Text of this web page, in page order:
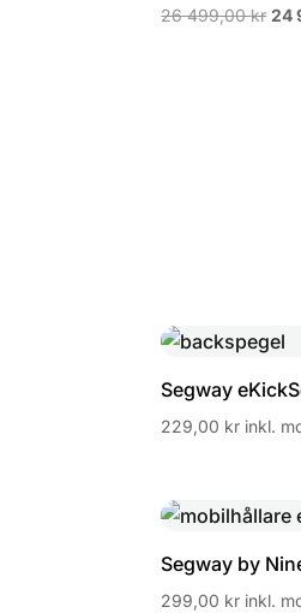
26 499,00kr Det
24
Segway
229,00 kr inkl.
Segway by
299,00 kr inkl.